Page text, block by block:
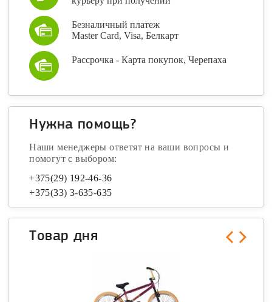
Безналичный платеж
Master Card, Visa, Белкарт
Рассрочка - Карта покупок, Черепаха
Нужна помощь?
Наши менеджеры ответят на ваши вопросы и
помогут с выбором:
+375(29) 192-46-36
+375(33) 3-635-635
Товар дня